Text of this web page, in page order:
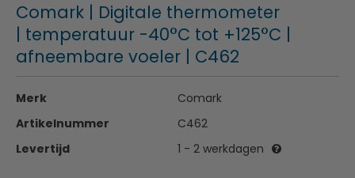
Comark | Digitale thermometer
| temperatuur -40°C tot +125°C |
afneembare voeler | C462
Merk
Comark
Artikelnummer
C462
Levertijd
1 - 2 werkdagen